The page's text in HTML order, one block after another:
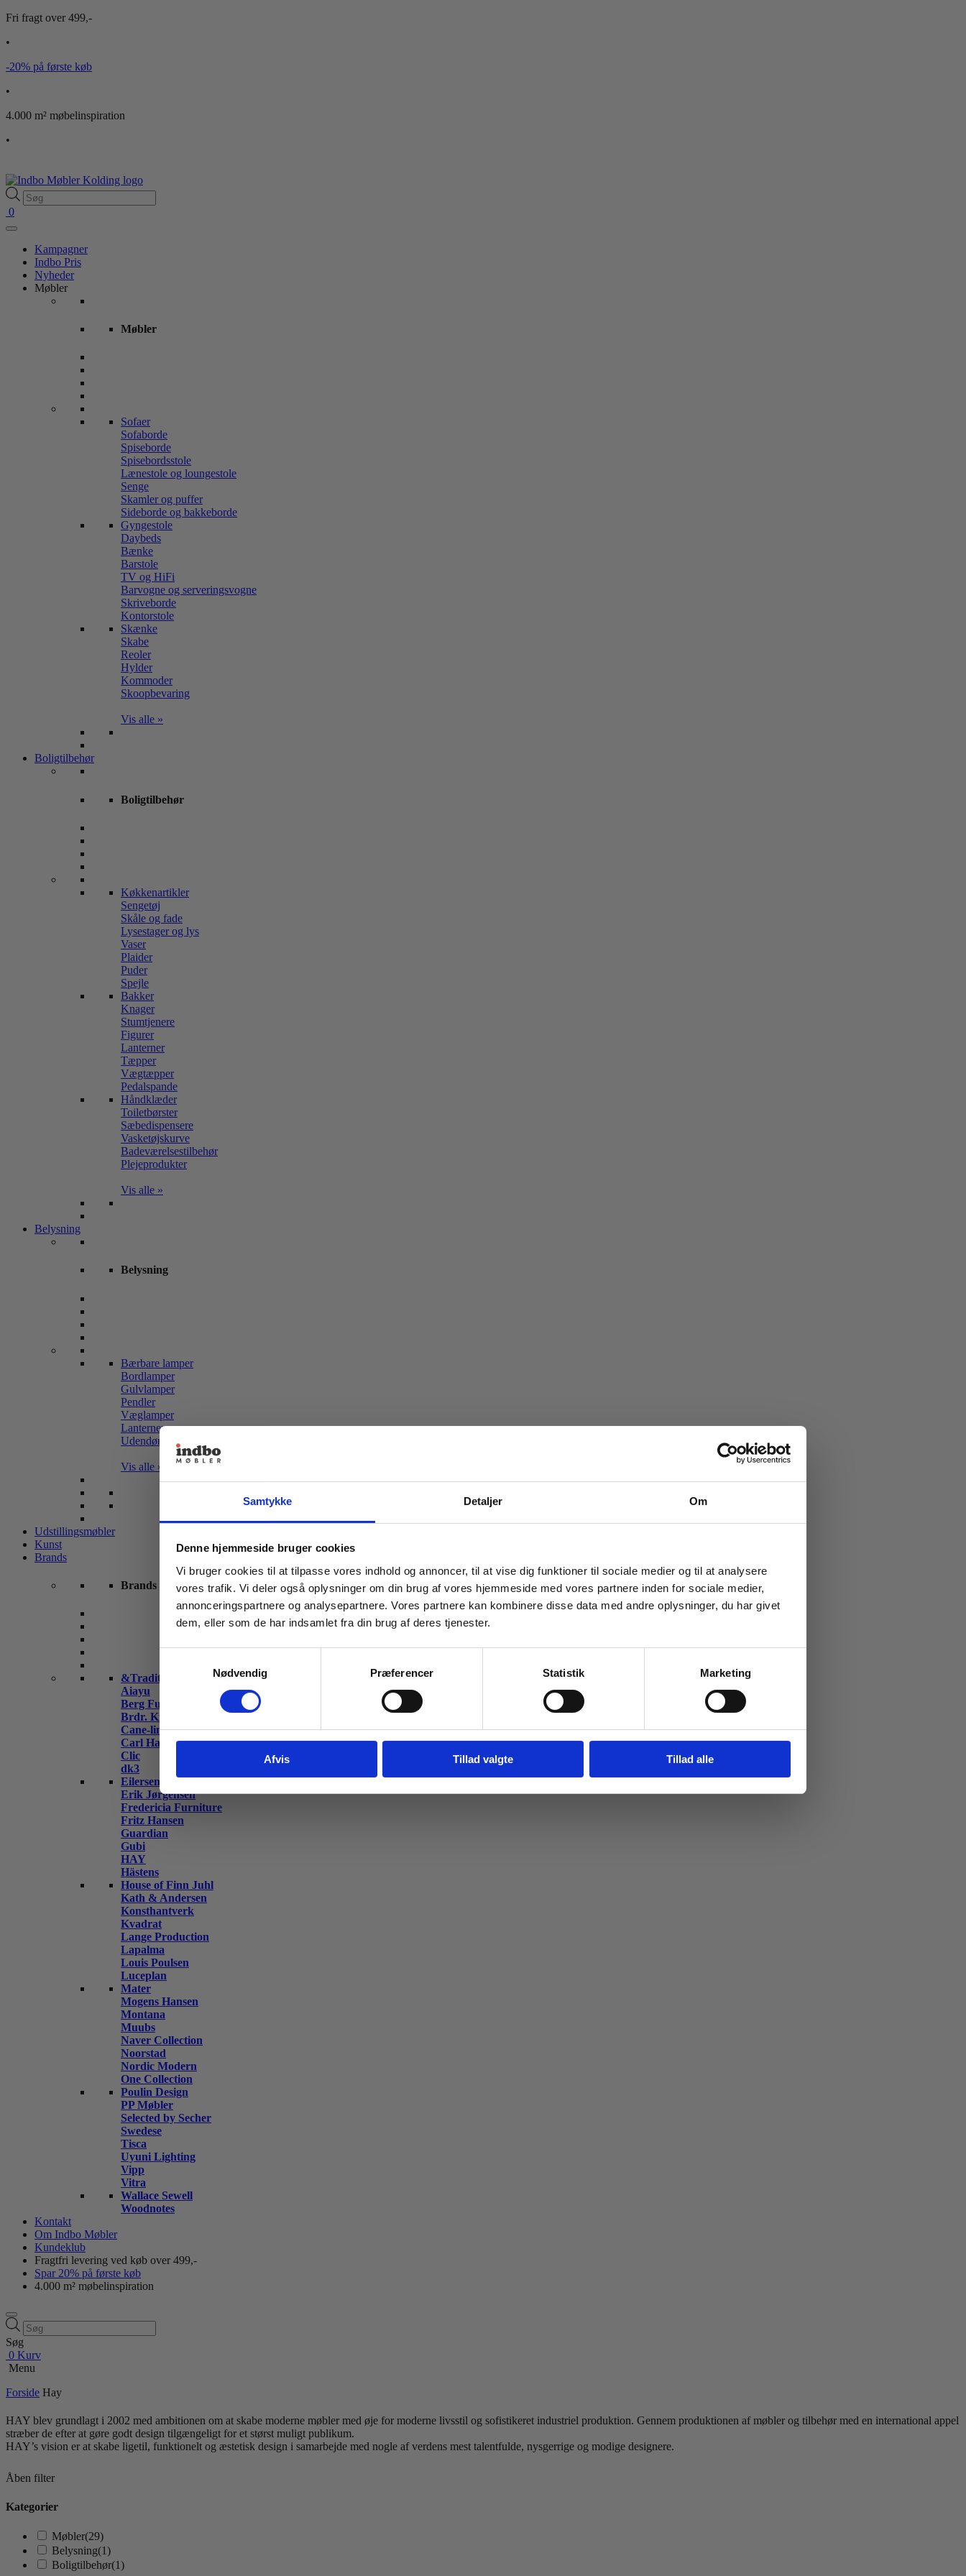
Samtykke Detaljer Om
Denne hjemmeside bruger cookies
Vi bruger cookies til at tilpasse vores indhold og annoncer, til at vise dig funktioner til sociale medier og til at analysere
vores trafik. Vi deler også oplysninger om din brug af vores hjemmeside med vores partnere inden for sociale medier,
annonceringspartnere og analysepartnere. Vores partnere kan kombinere disse data med andre oplysninger, du har givet
dem, eller som de har indsamlet fra din brug af deres tjenester.
Nødvendig
Præferencer Statistik Marketing
Afvis Tillad valgte Tillad alle
Fri fragt over 499,-
•
-20% på første køb
•
4.000 m² møbelinspiration
•
Products
search
0
Kampagner
Indbo Pris
Nyheder
Møbler
Møbler
Sofaer
Sofaborde
Spiseborde
Spisebordsstole
Lænestole og loungestole
Senge
Skamler og puffer
Sideborde og bakkeborde
Gyngestole
Daybeds
Bænke
Barstole
TV og HiFi
Barvogne og serveringsvogne
Skriveborde
Kontorstole
Skænke
Skabe
Reoler
Hylder
Kommoder
Skoopbevaring
Vis alle »
Boligtilbehør
Boligtilbehør
Køkkenartikler
Sengetøj
Skåle og fade
Lysestager og lys
Vaser
Plaider
Puder
Spejle
Bakker
Knager
Stumtjenere
Figurer
Lanterner
Tæpper
Vægtæpper
Pedalspande
Håndklæder
Toiletbørster
Sæbedispensere
Vasketøjskurve
Badeværelsestilbehør
Plejeprodukter
Vis alle »
Belysning
Belysning
Bærbare lamper
Bordlamper
Gulvlamper
Pendler
Væglamper
Lanterner
Udendørslamper
Vis alle »
Udstillingsmøbler
Kunst
Brands
Brands
&Tradition
Aiayu
Berg Furniture
Brdr. Krüger
Cane-line
Carl Hansen & Søn
Clic
dk3
Eilersen
Erik Jørgensen
Fredericia Furniture
Fritz Hansen
Guardian
Gubi
HAY
Hästens
House of Finn Juhl
Kath & Andersen
Konsthantverk
Kvadrat
Lange Production
Lapalma
Louis Poulsen
Luceplan
Mater
Mogens Hansen
Montana
Muubs
Naver Collection
Noorstad
Nordic Modern
One Collection
Poulin Design
PP Møbler
Selected by Secher
Swedese
Tisca
Uyuni Lighting
Vipp
Vitra
Wallace Sewell
Woodnotes
Kontakt
Om Indbo Møbler
Kundeklub
Fragtfri levering ved køb over 499,-
Spar 20% på første køb
4.000 m² møbelinspiration
Products
search
Søg
0 Kurv
Menu
Forside Hay
HAY blev grundlagt i 2002 med ambitionen om at skabe moderne møbler med øje for moderne livsstil og sofistikeret industriel produktion. Gennem produktionen af møbler og tilbehør med en international appel
stræber de efter at gøre godt design tilgængeligt for et størst muligt publikum.
HAY’s vision er at skabe ligetil, funktionelt og æstetisk design i samarbejde med nogle af verdens mest talentfulde, nysgerrige og modige designere.
Åben filter
Kategorier
Møbler(29)
Belysning(1)
Boligtilbehør(1)
Spar 20% på dit første køb
Bliv medlem af Indbo Møblers kundeklub!
invitationer til eksklusive events.
her
Navn
Jeg springer over